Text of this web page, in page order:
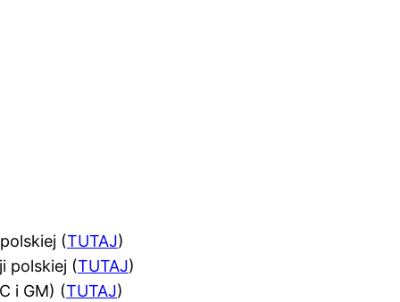
(TUTAJ)
polskiej (TUTAJ)
i GM) (TUTAJ)